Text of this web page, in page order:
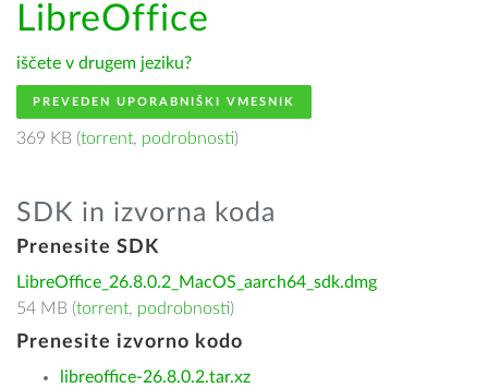
LibreOffice
iščete v drugem jeziku?
PREVEDEN UPORABNIŠKI VMESNIK
369 KB (torrent, podrobnosti)
SDK in izvorna koda
Prenesite SDK
LibreOffice_26.8.0.2_MacOS_aarch64_sdk.dmg
54 MB (torrent, podrobnosti)
Prenesite izvorno kodo
libreoffice-26.8.0.2.tar.xz